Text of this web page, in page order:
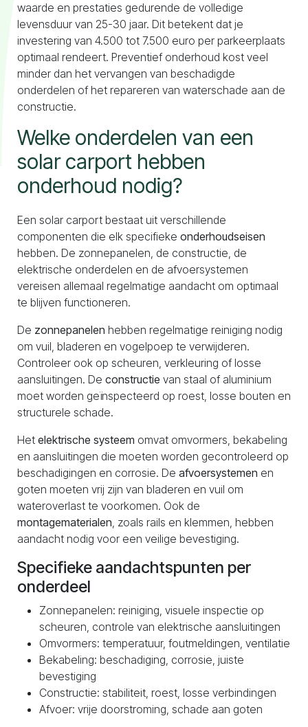
waarde en prestaties gedurende de volledige
levensduur van 25-30 jaar. Dit betekent dat je
investering van 4.500 tot 7.500 euro per parkeerplaats
optimaal rendeert. Preventief onderhoud kost veel
minder dan het vervangen van beschadigde
onderdelen of het repareren van waterschade aan de
constructie.
Welke onderdelen van een
solar carport hebben
onderhoud nodig?
Een solar carport bestaat uit verschillende
componenten die elk specifieke onderhoudseisen
hebben. De zonnepanelen, de constructie, de
elektrische onderdelen en de afvoersystemen
vereisen allemaal regelmatige aandacht om optimaal
te blijven functioneren.
De zonnepanelen hebben regelmatige reiniging nodig
om vuil, bladeren en vogelpoep te verwijderen.
Controleer ook op scheuren, verkleuring of losse
aansluitingen. De constructie van staal of aluminium
moet worden geïnspecteerd op roest, losse bouten en
structurele schade.
Het elektrische systeem omvat omvormers, bekabeling
en aansluitingen die moeten worden gecontroleerd op
beschadigingen en corrosie. De afvoersystemen en
goten moeten vrij zijn van bladeren en vuil om
wateroverlast te voorkomen. Ook de
montagematerialen, zoals rails en klemmen, hebben
aandacht nodig voor een veilige bevestiging.
Specifieke aandachtspunten per
onderdeel
Zonnepanelen: reiniging, visuele inspectie op
scheuren, controle van elektrische aansluitingen
Omvormers: temperatuur, foutmeldingen, ventilatie
Bekabeling: beschadiging, corrosie, juiste
bevestiging
Constructie: stabiliteit, roest, losse verbindingen
Afvoer: vrije doorstroming, schade aan goten